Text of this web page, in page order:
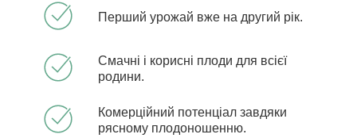
Перший урожай вже на другий рік.
Смачні і корисні плоди для всієї
родини.
Комерційний потенціал завдяки
рясному плодоношенню.